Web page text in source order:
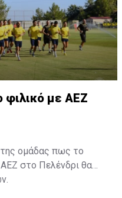
με ΑΕΖ
ομάδας πως το
στο Πελένδρι θα